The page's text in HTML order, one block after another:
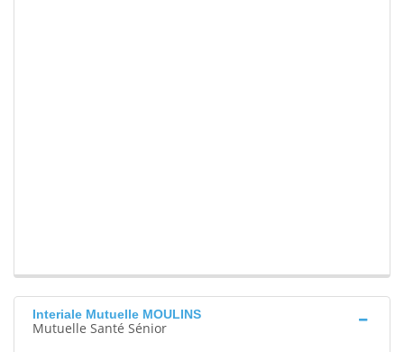
Interiale Mutuelle MOULINS
Mutuelle Santé Sénior